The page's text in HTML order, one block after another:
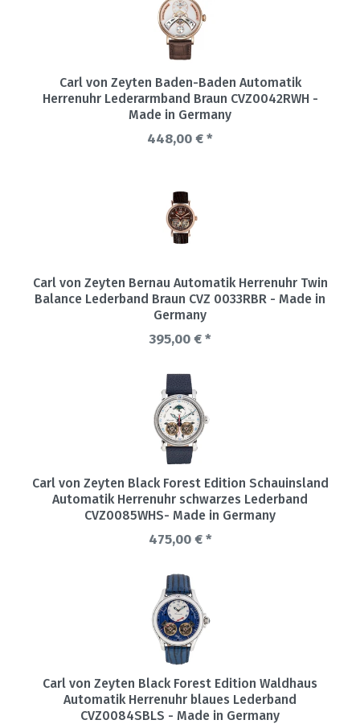
Carl von Zeyten Baden-Baden Automatik
Herrenuhr Lederarmband Braun CVZ0042RWH -
Made in Germany
448,00 € *
Carl von Zeyten Bernau Automatik Herrenuhr Twin
Balance Lederband Braun CVZ 0033RBR - Made in
Germany
395,00 € *
Carl von Zeyten Black Forest Edition Schauinsland
Automatik Herrenuhr schwarzes Lederband
CVZ0085WHS- Made in Germany
475,00 € *
Carl von Zeyten Black Forest Edition Waldhaus
Automatik Herrenuhr blaues Lederband
CVZ0084SBLS - Made in Germany